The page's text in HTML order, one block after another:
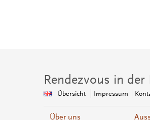
Rendezvous in
Übersicht Impressum
Über uns